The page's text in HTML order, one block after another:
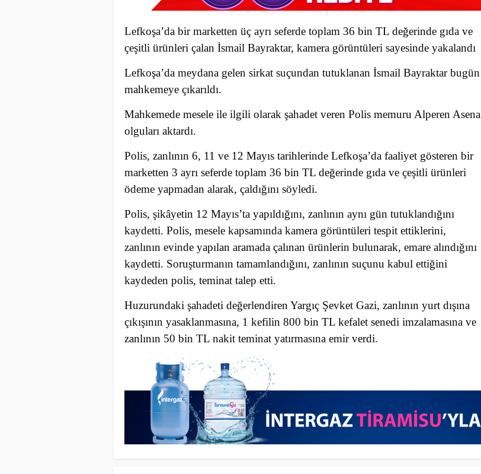
Lefkoşa’da bir marketten üç ayrı seferde toplam 36 bin TL değerinde gıda ve
çeşitli ürünleri çalan İsmail Bayraktar, kamera görüntüleri sayesinde yakalandı
Lefkoşa’da meydana gelen sirkat suçundan tutuklanan İsmail Bayraktar bugün
mahkemeye çıkarıldı.
Mahkemede mesele ile ilgili olarak şahadet veren Polis memuru Alperen Asena
olguları aktardı.
Polis, zanlının 6, 11 ve 12 Mayıs tarihlerinde Lefkoşa’da faaliyet gösteren bir
marketten 3 ayrı seferde toplam 36 bin TL değerinde gıda ve çeşitli ürünleri
ödeme yapmadan alarak, çaldığını söyledi.
Polis, şikâyetin 12 Mayıs’ta yapıldığını, zanlının aynı gün tutuklandığını
kaydetti. Polis, mesele kapsamında kamera görüntüleri tespit ettiklerini,
zanlının evinde yapılan aramada çalınan ürünlerin bulunarak, emare alındığını
kaydetti. Soruşturmanın tamamlandığını, zanlının suçunu kabul ettiğini
kaydeden polis, teminat talep etti.
Huzurundaki şahadeti değerlendiren Yargıç Şevket Gazi, zanlının yurt dışına
çıkışının yasaklanmasına, 1 kefilin 800 bin TL kefalet senedi imzalamasına ve
zanlının 50 bin TL nakit teminat yatırmasına emir verdi.